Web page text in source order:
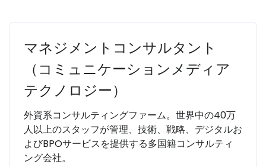
マネジメントコンサルタント
（コミュニケーションメディア
テクノロジー）
外資系コンサルティングファーム。世界中の40万
人以上のスタッフが管理、技術、戦略、デジタルお
よびBPOサービスを提供する多国籍コンサルティ
ング会社。